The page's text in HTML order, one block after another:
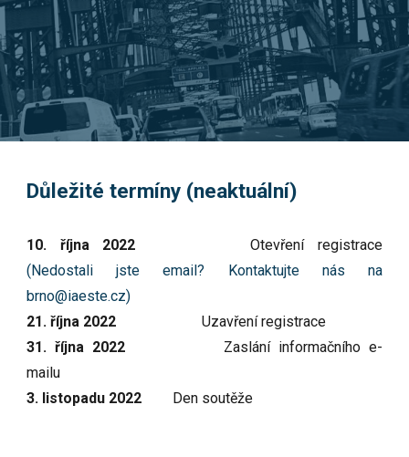
Důležité termíny (neaktuální)
10. října 2022
Otevření registrace
(Nedostali jste email? Kontaktujte nás na
brno@iaeste.cz)
21. října 2022
Uzavření registrace
31. října 2022
Zaslání informačního e-
mailu
3. listopadu 2022
Den soutěže